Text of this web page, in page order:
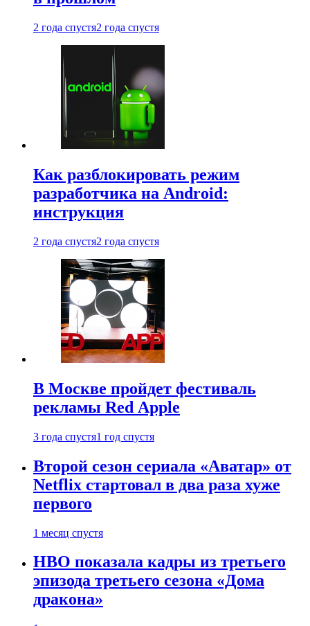
2 года спустя2 года спустя
Как разблокировать режим
разработчика на Android:
инструкция
2 года спустя2 года спустя
В Москве пройдет фестиваль
рекламы Red Apple
3 года спустя1 год спустя
Второй сезон сериала «Аватар» от
Netflix стартовал в два раза хуже
первого
1 месяц спустя
HBO показала кадры из третьего
эпизода третьего сезона «Дома
дракона»